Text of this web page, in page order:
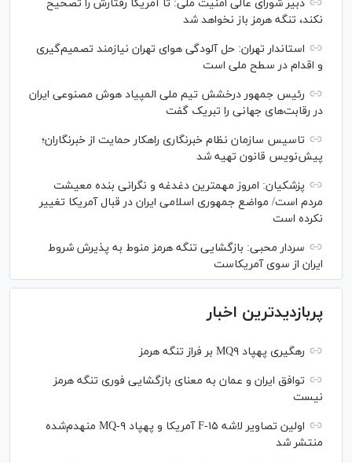
دبیر شورای عالی امنیت ملی: تا آمریکا رفتارش را تصحیح
نکند، تنگه هرمز باز نخواهد شد
استاندار تهران: حل آلودگی هوای تهران نیازمند تصمیم‌گیری
و اقدام در سطح ملی است
رئیس جمهور درخشش تیم ملی المپیاد هوش مصنوعی ایران
در رقابت‌های جهانی را تبریک گفت
تاسیس سازمان نظام خبرنگاری راهکار حمایت از خبرنگاران؛
پیش‌نویس قانون تهیه شد
پزشکیان: امروز مهمترین دغدغه و نگرانی بنده معیشت
مردم است/ مواضع جمهوری اسلامی ایران در قبال آمریکا تغییر
نکرده است
سردار محبی: بازگشایی تنگه هرمز منوط به پذیرش شروط
ایران از سوی آمریکاست
پربازدیدترین اخبار
رهگیری پهپاد MQ۹ بر فراز تنگه هرمز
توافق ایران و عمان به معنای بازگشایی فوری تنگه هرمز
نیست
اولین تصاویر لاشه F-۱۵ آمریکا و پهپاد MQ-۹ منهدم‌شده
منتشر شد